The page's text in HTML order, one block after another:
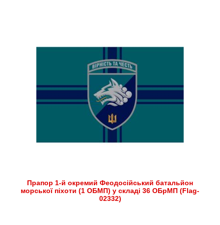
Прапор 1-й окремий Феодосійський батальйон
морської піхоти (1 ОБМП) у складі 36 ОБрМП (Flag-
02332)